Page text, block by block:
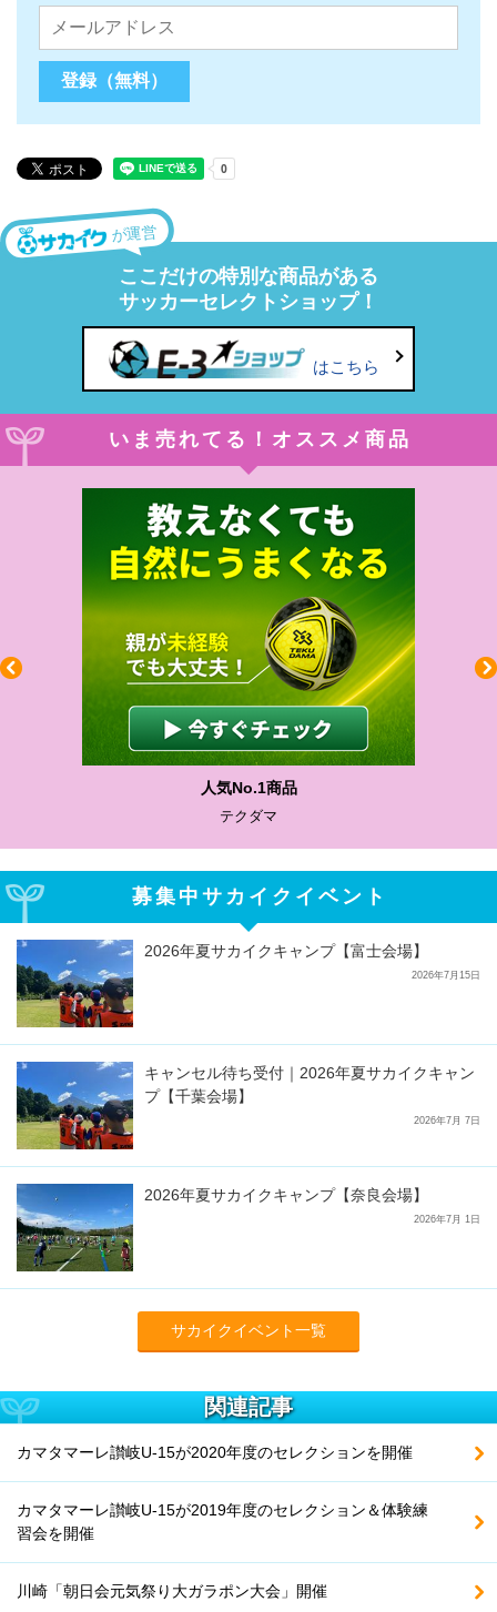
が運営
ここだけの特別な商品がある
サッカーセレクトショップ！
はこちら
いま売れてる！オススメ商品
人気No.1商品
テクダマ
募集中サカイクイベント
2026年夏サカイクキャンプ【富士会場】
2026年7月15日
キャンセル待ち受付｜2026年夏サカイクキャン
プ【千葉会場】
2026年7月 7日
2026年夏サカイクキャンプ【奈良会場】
2026年7月 1日
サカイクイベント一覧
関連記事
カマタマーレ讃岐U-15が2020年度のセレクションを開催
カマタマーレ讃岐U-15が2019年度のセレクション＆体験練
習会を開催
川崎「朝日会元気祭り大ガラポン大会」開催